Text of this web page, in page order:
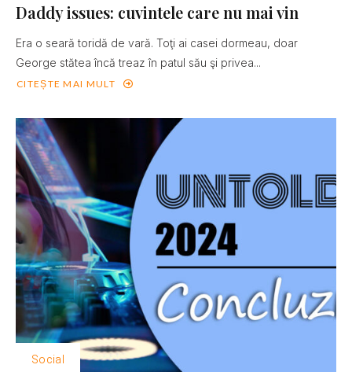
Daddy issues: cuvintele care nu mai vin
Era o seară toridă de vară. Toţi ai casei dormeau, doar
George stătea încă treaz în patul său şi privea...
CITEȘTE MAI MULT
Social